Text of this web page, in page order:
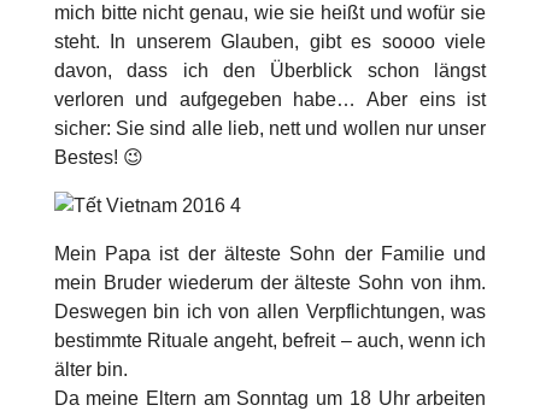
mich bitte nicht genau, wie sie heißt und wofür sie
steht. In unserem Glauben, gibt es soooo viele
davon, dass ich den Überblick schon längst
verloren und aufgegeben habe… Aber eins ist
sicher: Sie sind alle lieb, nett und wollen nur unser
Bestes! 😉
Mein Papa ist der älteste Sohn der Familie und
mein Bruder wiederum der älteste Sohn von ihm.
Deswegen bin ich von allen Verpflichtungen, was
bestimmte Rituale angeht, befreit – auch, wenn ich
älter bin.
Da meine Eltern am Sonntag um 18 Uhr arbeiten